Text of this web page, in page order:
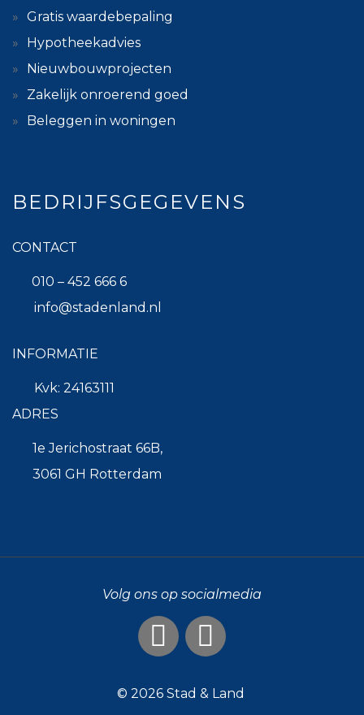
Gratis waardebepaling
Hypotheekadvies
Nieuwbouwprojecten
Zakelijk onroerend goed
Beleggen in woningen
BEDRIJFSGEGEVENS
CONTACT
010 – 452 666 6
info@stadenland.nl
INFORMATIE
Kvk: 24163111
ADRES
1e Jerichostraat 66B,
3061 GH Rotterdam
Volg ons op socialmedia
© 2026 Stad & Land